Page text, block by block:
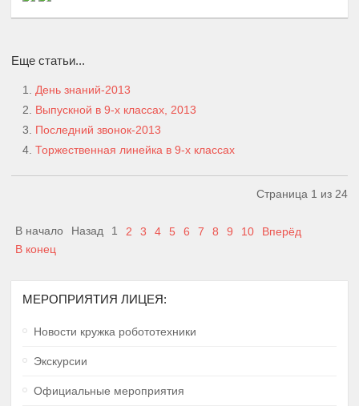
Еще статьи...
День знаний-2013
Выпускной в 9-х классах, 2013
Последний звонок-2013
Торжественная линейка в 9-х классах
Страница 1 из 24
В начало Назад 1 2 3 4 5 6 7 8 9 10
Вперёд
В конец
МЕРОПРИЯТИЯ ЛИЦЕЯ:
Новости кружка робототехники
Экскурсии
Официальные мероприятия